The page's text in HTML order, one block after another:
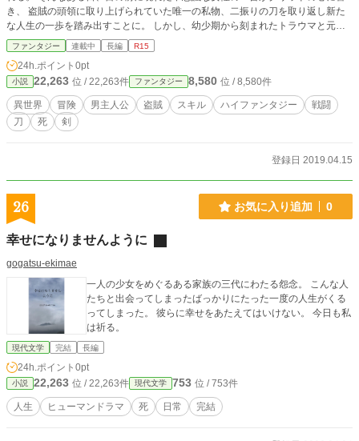
き、 盗賊の頭領に取り上げられていた唯一の私物、二振りの刀を取り返し新た
な人生の一歩を踏み出すことに。 しかし、幼少期から刻まれたトラウマと元盗
賊としての負い目や罪悪感から人と接する事が苦手で 周りから”話し下手””とっ
つきにくい”など評され長くソロの冒険者を続けていた。 あれから5年。少ない
ながらも自分を理解し、認めてくれる気の置けない大切な人達に支えられ 運命
の偶然と必然に抗いながら生きていく。そんな男の話
ファンタジー 連載中 長編 R15
24h.ポイント 0pt
小説 22,263 位 / 22,263件 ファンタジー 8,580 位 / 8,580件
異世界 冒険 男主人公 盗賊 スキル ハイファンタジー
戦闘
刀
死 剣
登録日 2019.04.15
26 お気に入り追加 0
幸せになりませんように
gogatsu-ekimae
一人の少女をめぐるある家族の三代にわたる怨念。 こんな人
たちと出会ってしまったばっかりにたった一度の人生がくる
ってしまった。 彼らに幸せをあたえてはいけない。 今日も私
は祈る。
現代文学 完結 長編
24h.ポイント 0pt
小説 22,263 位 / 22,263件 現代文学 753 位 / 753件
人生 ヒューマンドラマ 死 日常 完結